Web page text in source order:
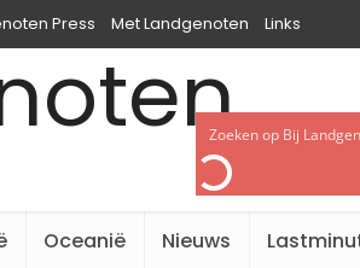
Press Met Landgenoten Links
Oceanië Nieuws